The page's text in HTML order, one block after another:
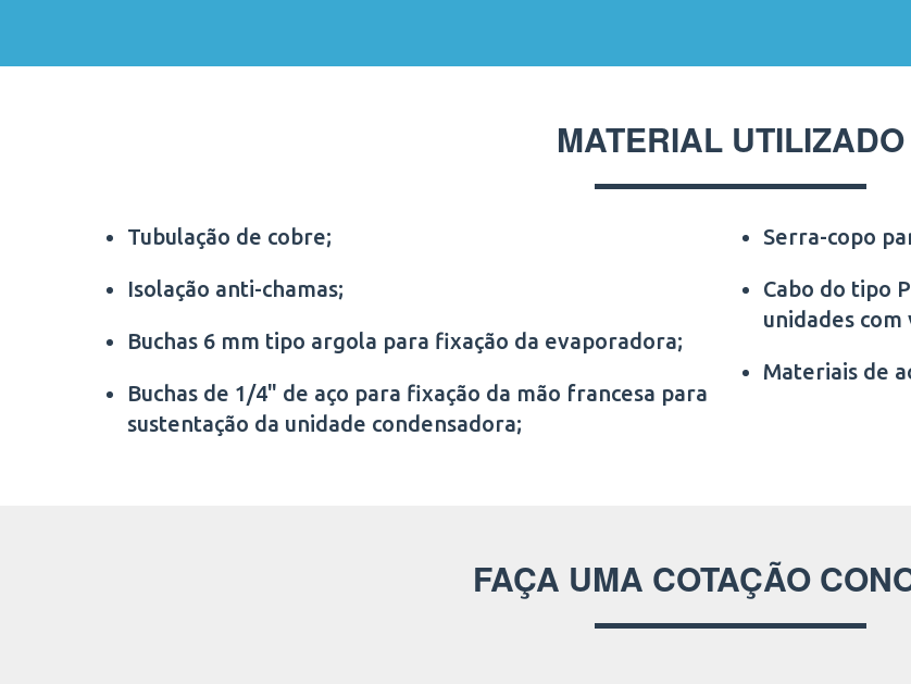
MATERIAL UTILIZADO
Tubulação de cobre;
Isolação anti-chamas;
Buchas 6 mm tipo argola para fixação da evaporadora;
Buchas de 1/4" de aço para fixação da mão francesa para
sustentação da unidade condensadora;
Serra-copo
Cabo do tipo
unidades com
Materiais de
FAÇA UMA COTAÇÃO